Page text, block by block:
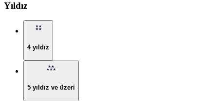
Yıldız
4 yıldız
5 yıldız ve üzeri